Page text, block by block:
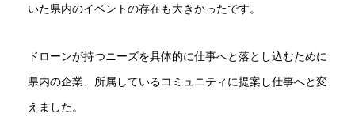
いた県内のイベントの存在も大きかったです。
ドローンが持つニーズを具体的に仕事へと落とし込むために
県内の企業、所属しているコミュニティに提案し仕事へと変
えました。